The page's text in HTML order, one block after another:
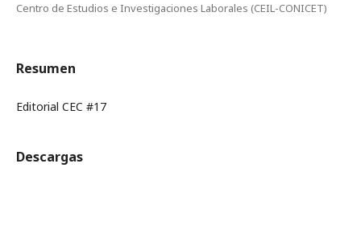
Centro de Estudios e Investigaciones Laborales (CEIL-CONICET)
Resumen
Editorial CEC #17
Descargas